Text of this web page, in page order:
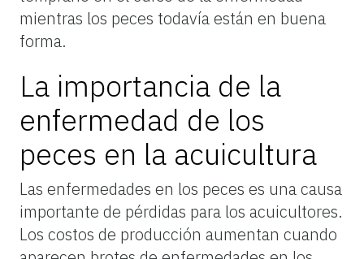
mientras los peces todavía están en buena
forma.
La importancia de la
enfermedad de los
peces en la acuicultura
Las enfermedades en los peces es una causa
importante de pérdidas para los acuicultores.
Los costos de producción aumentan cuando